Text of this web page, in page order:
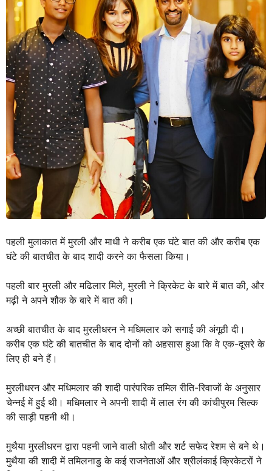
पहली मुलाकात में मुरली और माधी ने करीब एक घंटे बात की और करीब एक
घंटे की बातचीत के बाद शादी करने का फैसला किया।
पहली बार मुरली और मढिलार मिले, मुरली ने क्रिकेट के बारे में बात की, और
मढ़ी ने अपने शौक के बारे में बात की।
अच्छी बातचीत के बाद मुरलीधरन ने मधिमलार को सगाई की अंगूठी दी।
करीब एक घंटे की बातचीत के बाद दोनों को अहसास हुआ कि वे एक-दूसरे के
लिए ही बने हैं।
मुरलीधरन और मधिमलार की शादी पारंपरिक तमिल रीति-रिवाजों के अनुसार
चेन्नई में हुई थी। मधिमलार ने अपनी शादी में लाल रंग की कांचीपुरम सिल्क
की साड़ी पहनी थी।
मुथैया मुरलीधरन द्वारा पहनी जाने वाली धोती और शर्ट सफेद रेशम से बने थे।
मुथैया की शादी में तमिलनाडु के कई राजनेताओं और श्रीलंकाई क्रिकेटरों ने